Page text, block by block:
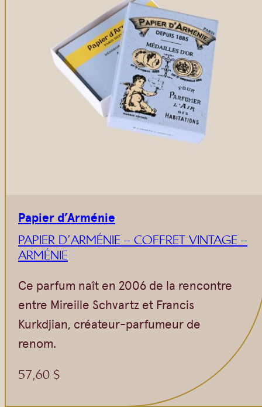
Papier d’Arménie
PAPIER D’ARMÉNIE – COFFRET VINTAGE –
ARMÉNIE
Ce parfum naît en 2006 de la rencontre
entre Mireille Schvartz et Francis
Kurkdjian, créateur-parfumeur de
renom.
57,60 $